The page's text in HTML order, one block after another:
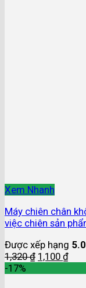
Xem Nhanh
Máy chiên chân
việc chiên sản
Được xếp hạng
1,320₫ 1,100 ₫
-17%